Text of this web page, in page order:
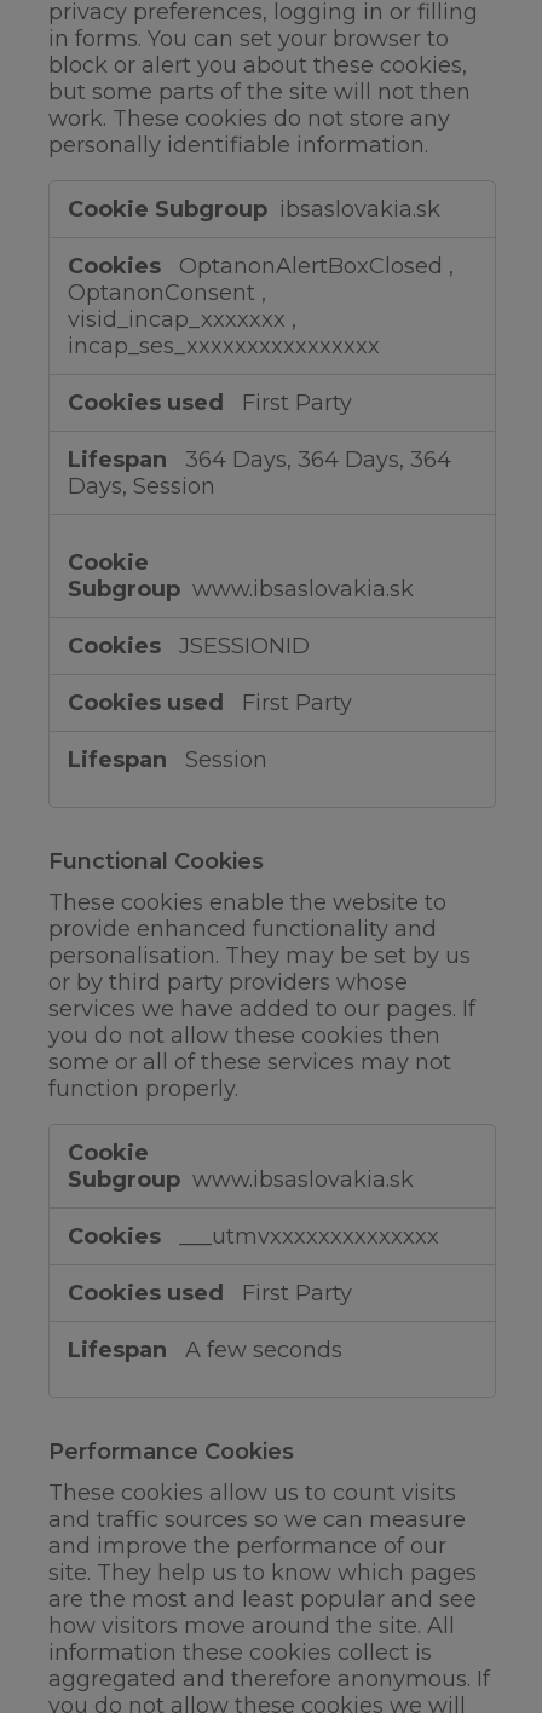
privacy preferences, logging in or filling
in forms. You can set your browser to
block or alert you about these cookies,
but some parts of the site will not then
work. These cookies do not store any
personally identifiable information.
Necessary
ibsaslovakia.sk
OptanonAlertBoxClosed ,
OptanonConsent ,
visid_incap_xxxxxxx ,
incap_ses_xxxxxxxxxxxxxxxx
First Party
364 Days, 364 Days, 364
Days, Session
www.ibsaslovakia.sk
JSESSIONID
First Party
Session
Functional Cookies
These cookies enable the website to
provide enhanced functionality and
personalisation. They may be set by us
or by third party providers whose
services we have added to our pages. If
you do not allow these cookies then
some or all of these services may not
function properly.
Cookies
www.ibsaslovakia.sk
___utmvxxxxxxxxxxxxxx
First Party
A few seconds
Performance Cookies
These cookies allow us to count visits
and traffic sources so we can measure
and improve the performance of our
site. They help us to know which pages
are the most and least popular and see
how visitors move around the site. All
information these cookies collect is
aggregated and therefore anonymous. If
you do not allow these cookies we will